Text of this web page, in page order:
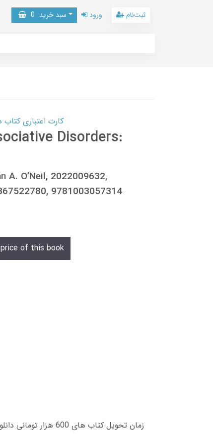
سبد خرید 0 ورود ثبت‌نام
کارت اعتباری کتاب دانلود با 10,000,000 اعتبار
Disorders:
A. O’Neil, 2022009632,
9781003057314
of this book